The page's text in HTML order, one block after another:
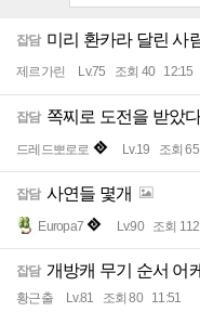
잡담 미리 환카라 달린 사
제르가린 Lv.75 조회 40 12:15
잡담 쪽찌로 도전을 받았
드레드뽀로로 Lv.19 조회 65
잡담 사연들 몇개
Europa7 Lv.90 조회 112
잡담 개방캐 무기 순서 어
황근출 Lv.81 조회 80 11:51